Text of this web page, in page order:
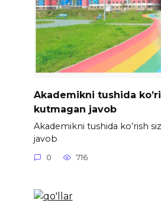
Akademikni tushida
kutmagan javob
Akademikni tushida ko’rish
javob
0 716